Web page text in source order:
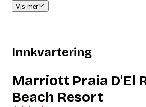
Vis mer
Innkvartering
Marriott Praia D'El
Beach Resort